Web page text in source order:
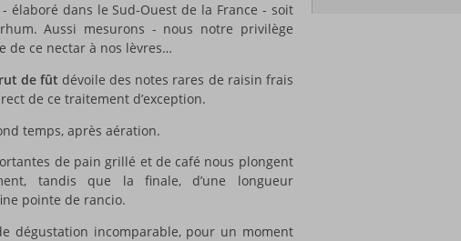
élaboré dans le Sud-Ouest de la France - soit
Aussi mesurons - nous notre privilège
de ce nectar à nos lèvres…
de fût dévoile des notes rares de raisin frais
de ce traitement d’exception.
temps, après aération.
de pain grillé et de café nous plongent
tandis que la finale, d’une longueur
pointe de rancio.
dégustation incomparable, pour un moment